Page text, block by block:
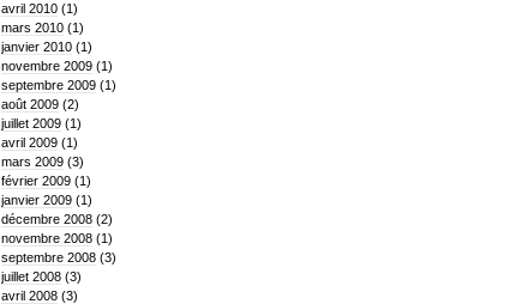
avril 2010(1)
mars 2010(1)
janvier 2010(1)
novembre 2009(1)
septembre 2009(1)
août 2009(2)
juillet 2009(1)
avril 2009(1)
mars 2009(3)
février 2009(1)
janvier 2009(1)
décembre 2008(2)
novembre 2008(1)
septembre 2008(3)
juillet 2008(3)
avril 2008(3)